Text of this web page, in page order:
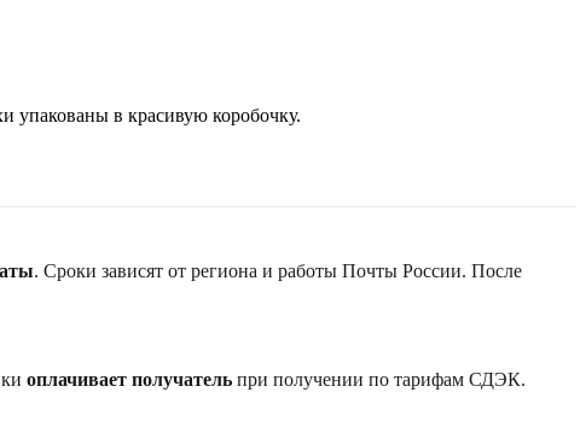
в красивую коробочку.
. Сроки зависят от региона и работы Почты России. После
оплачивает получатель при получении по тарифам СДЭК.